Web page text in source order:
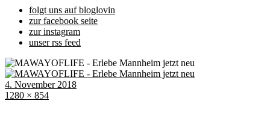
folgt uns auf bloglovin
zur facebook seite
zur instagram
unser rss feed
4. November 2018
1280 × 854